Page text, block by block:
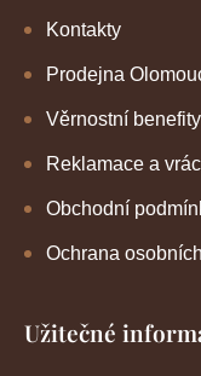
Kontakty
Prodejna
Věrnostní benefity
Reklamace a
Obchodní
Ochrana
Užitečné